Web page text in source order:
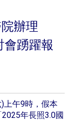
辦理
會踴躍報
上午9時，假本
年長照3.0國